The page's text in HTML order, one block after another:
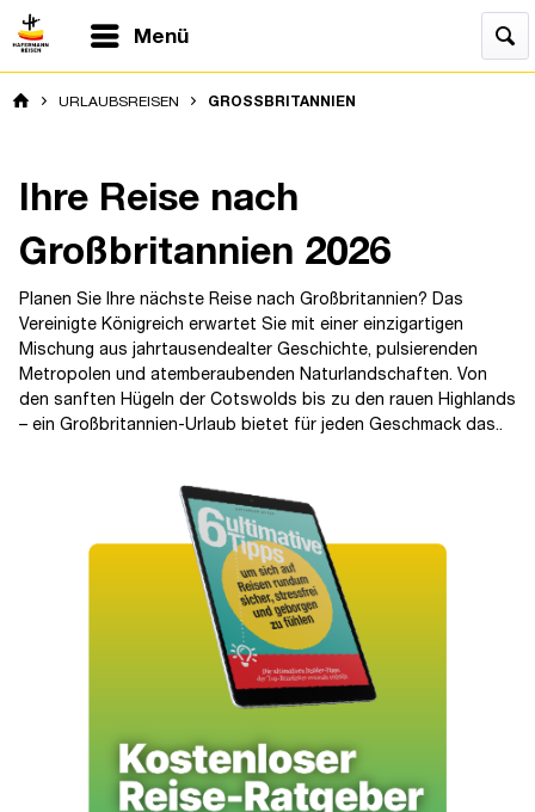
Menü
URLAUBSREISEN GROSSBRITANNIEN
Ihre Reise nach
Großbritannien 2026
Planen Sie Ihre nächste Reise nach Großbritannien? Das
Vereinigte Königreich erwartet Sie mit einer einzigartigen
Mischung aus jahrtausendealter Geschichte, pulsierenden
Metropolen und atemberaubenden Naturlandschaften. Von
den sanften Hügeln der Cotswolds bis zu den rauen Highlands
– ein Großbritannien-Urlaub bietet für jeden Geschmack das..